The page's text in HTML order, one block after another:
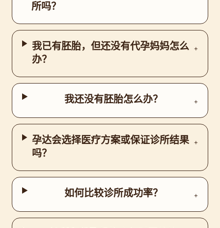
所吗？
我已有胚胎，但还没有代孕妈妈怎么
办？
+
我还没有胚胎怎么办？ +
孕达会选择医疗方案或保证诊所结果
吗？
+
如何比较诊所成功率？ +